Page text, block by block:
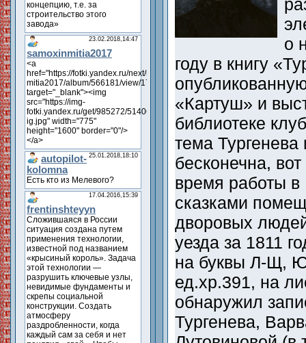
о
году в книгу
«Картуш» и
библиотеке
тема Тургенева
бесконечна,
время работы
сказками
дворовых
уезда за 1811
на буквы Л-Щ,
ед.хр.391, на
обнаружил
Тургенева,